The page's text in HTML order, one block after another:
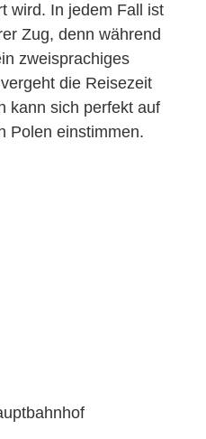
wird. In jedem Fall ist
Zug, denn während
zweisprachiges
die Reisezeit
kann sich perfekt auf
Polen einstimmen.